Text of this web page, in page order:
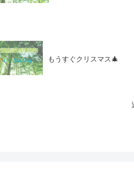
もうすぐクリスマス🎄